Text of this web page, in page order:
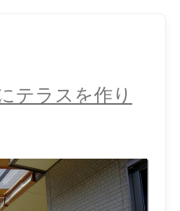
テラスを作り